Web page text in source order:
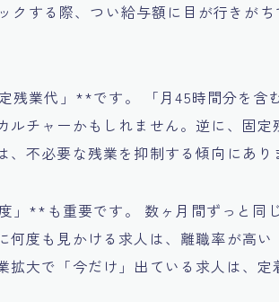
クする際、つい給与額に目が行きが
残業代」**です。 「月45時間分を含
ルチャーかもしれません。逆に、固
不必要な残業を抑制する傾向にあり
」**も重要です。 数ヶ月間ずっと同
何度も見かける求人は、離職率が高
拡大で「今だけ」出ている求人は、